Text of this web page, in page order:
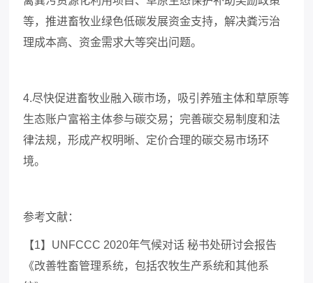
等，推进畜牧业绿色低碳发展资金支持，解决粪污治
理成本高、资金需求大等突出问题。
4.尽快促进畜牧业融入碳市场，吸引养殖主体和草原等
生态账户富裕主体参与碳交易；完善碳交易制度和法
律法规，形成产权明晰、定价合理的碳交易市场环
境。
参考文献：
【1】UNFCCC 2020年气候对话 秘书处研讨会报告
《改善牲畜管理系统，包括农牧生产系统和其他系